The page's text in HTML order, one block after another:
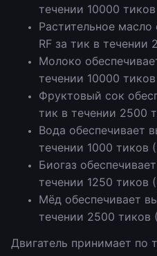
течении 10000
Растительное
RF за тик в течении
Молоко
течении 10000
Фруктовый сок
тик в течении 2500
Вода обеспечивает
течении 1000 тиков
Биогаз
течении 1250 тиков
Мёд обеспечивает
течении 2500 тиков
Двигатель принимает по